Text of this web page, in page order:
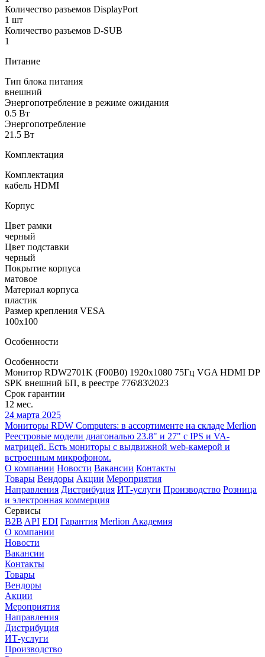
Количество разъемов DisplayPort
1 шт
Количество разъемов D-SUB
1
Питание
Тип блока питания
внешний
Энергопотребление в режиме ожидания
0.5 Вт
Энергопотребление
21.5 Вт
Комплектация
Комплектация
кабель HDMI
Корпус
Цвет рамки
черный
Цвет подставки
черный
Покрытие корпуса
матовое
Материал корпуса
пластик
Размер крепления VESA
100х100
Особенности
Особенности
Монитор RDW2701K (F00B0) 1920x1080 75Гц VGA HDMI DP
SPK внешний БП, в реестре 776\83\2023
Срок гарантии
12 мес.
24 марта 2025
Мониторы RDW Computers: в ассортименте на складе Merlion
Реестровые модели диагональю 23.8" и 27" с IPS и VA-
матрицей. Есть мониторы с выдвижной web-камерой и
встроенным микрофоном.
О компании Новости Вакансии Контакты
Товары Вендоры Акции Мероприятия
Направления Дистрибуция ИТ-услуги Производство Розница
и электронная коммерция
Сервисы
B2B API EDI Гарантия Merlion Академия
О компании
Новости
Вакансии
Контакты
Товары
Вендоры
Акции
Мероприятия
Направления
Дистрибуция
ИТ-услуги
Производство